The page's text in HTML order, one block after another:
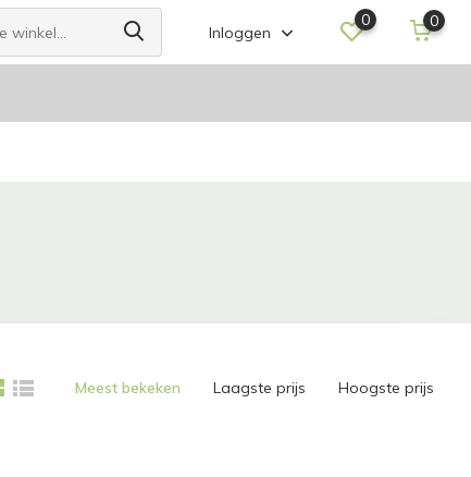
Inloggen
0 0
Meest bekeken Laagste prijs Hoogste prijs